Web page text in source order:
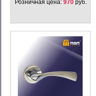
Розничная цена: 970руб.